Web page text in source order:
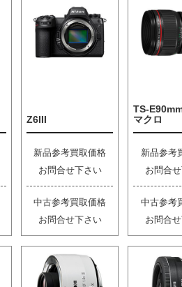
Z6III
新品参考買取価格
お問合せ下さい
中古参考買取価格
お問合せ下さい
TS-
マクロ
新品参考
お問合
中古参考
お問合